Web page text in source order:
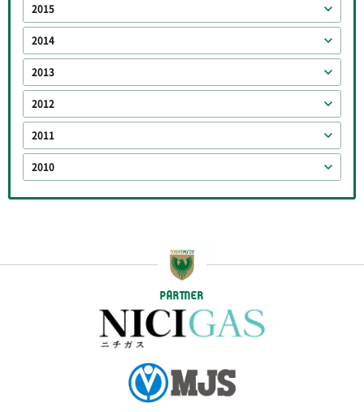
2015
2014
2013
2012
2011
2010
PARTNER